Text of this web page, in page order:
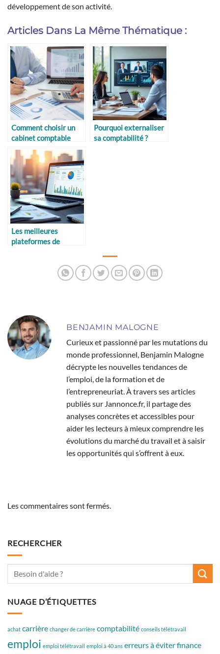
développement de son activité.
Articles Dans La Même Thématique :
Comment choisir un
cabinet comptable
adapté à la croissance
de votre entreprise ?
Pourquoi externaliser
sa comptabilité ?
Les meilleures
plateformes de
BENJAMIN MALOGNE
Curieux et passionné par les mutations du
monde professionnel, Benjamin Malogne
décrypte les nouvelles tendances de
l’emploi, de la formation et de
l’entrepreneuriat. À travers ses articles
publiés sur Jannonce.fr, il partage des
analyses concrètes et accessibles pour
aider les lecteurs à mieux comprendre les
évolutions du marché du travail et à saisir
les opportunités qui s’offrent à eux.
Les commentaires sont fermés.
RECHERCHER
NUAGE D’ÉTIQUETTES
achat carrière changer de carrière comptabilité conseils télétravail
emploi emploi télétravail emploi à 40 ans erreurs à éviterfinance